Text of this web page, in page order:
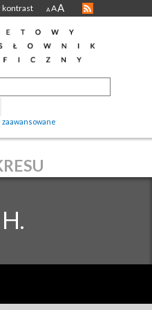
kontrast A AA